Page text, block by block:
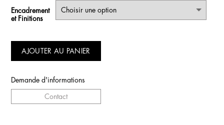
Encadrement
et Finitions
AJOUTER AU PANIER
Demande d'informations
Contact